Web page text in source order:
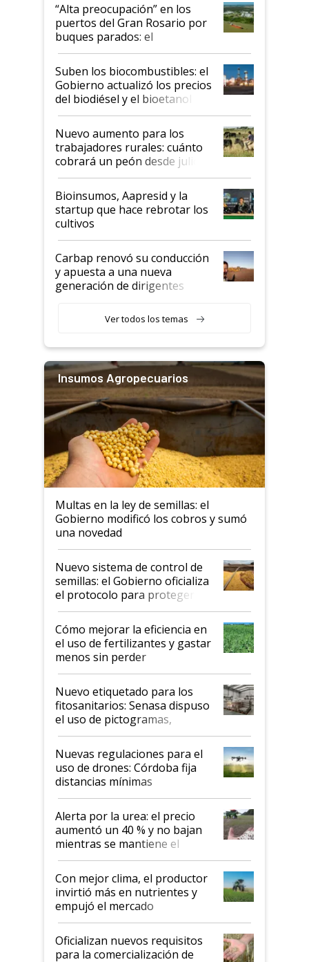
“Alta preocupación” en los
puertos del Gran Rosario por
buques parados: el
funcionamiento de las
exportadoras en tensión tras
la medida de fuerza de los
prácticos
Suben los biocombustibles: el
Gobierno actualizó los precios
del biodiésel y el bioetanol
Nuevo aumento para los
trabajadores rurales: cuánto
cobrará un peón desde julio
Bioinsumos, Aapresid y la
startup que hace rebrotar los
cultivos
Carbap renovó su conducción
y apuesta a una nueva
generación de dirigentes
Ver todos los temas
Insumos Agropecuarios
Multas en la ley de semillas: el
Gobierno modificó los cobros y sumó
una novedad
Nuevo sistema de control de
semillas: el Gobierno oficializa
el protocolo para proteger la
propiedad intelectual
Cómo mejorar la eficiencia en
el uso de fertilizantes y gastar
menos sin perder
productividad en la campaña
fina
Nuevo etiquetado para los
fitosanitarios: Senasa dispuso
el uso de pictogramas,
palabras de advertencia e
indicaciones
Nuevas regulaciones para el
uso de drones: Córdoba fija
distancias mínimas
Alerta por la urea: el precio
aumentó un 40 % y no bajan
mientras se mantiene el
conflicto en Medio Oriente
Con mejor clima, el productor
invirtió más en nutrientes y
empujó el mercado
Oficializan nuevos requisitos
para la comercialización de